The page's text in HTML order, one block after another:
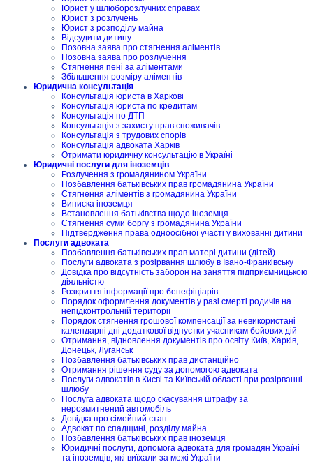
Юрист у шлюборозлучних справах
Юрист з розлучень
Юрист з розподілу майна
Відсудити дитину
Позовна заява про стягнення аліментів
Позовна заява про розлучення
Стягнення пені за аліментами
Збільшення розміру аліментів
Юридична консультація
Консультація юриста в Харкові
Консультація юриста по кредитам
Консультація по ДТП
Консультація з захисту прав споживачів
Консультація з трудових спорів
Консультація адвоката Харків
Отримати юридичну консультацію в Україні
Юридичні послуги для іноземців
Розлучення з громадянином України
Позбавлення батьківських прав громадянина України
Стягнення аліментів з громадянина України
Виписка іноземця
Встановлення батьківства щодо іноземця
Стягнення суми боргу з громадянина України
Підтвердження права одноосібної участі у вихованні дитини
Послуги адвоката
Позбавлення батьківських прав матері дитини (дітей)
Послуги адвоката з розірвання шлюбу в Івано-Франківську
Довідка про відсутність заборон на заняття підприємницькою
діяльністю
Розкриття інформації про бенефіціарів
Порядок оформлення документів у разі смерті родичів на
непідконтрольній території
Порядок стягнення грошової компенсації за невикористані
календарні дні додаткової відпустки учасникам бойових дій
Отримання, відновлення документів про освіту Київ, Харків,
Донецьк, Луганськ
Позбавлення батьківських прав дистанційно
Отримання рішення суду за допомогою адвоката
Послуги адвокатів в Києві та Київській області при розірванні
шлюбу
Послуга адвоката щодо скасування штрафу за
нерозмитнений автомобіль
Довідка про сімейний стан
Адвокат по спадщині, розділу майна
Позбавлення батьківських прав іноземця
Юридичні послуги, допомога адвоката для громадян Україні
та іноземців, які виїхали за межі України